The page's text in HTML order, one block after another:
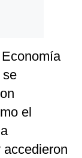
se
el